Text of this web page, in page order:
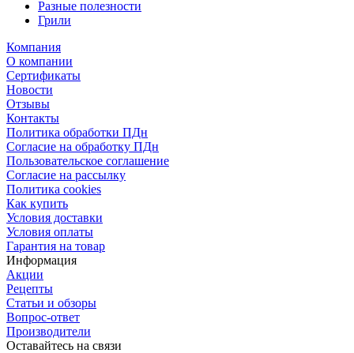
Разные полезности
Грили
Компания
О компании
Сертификаты
Новости
Отзывы
Контакты
Политика обработки ПДн
Согласие на обработку ПДн
Пользовательское соглашение
Согласие на рассылку
Политика cookies
Как купить
Условия доставки
Условия оплаты
Гарантия на товар
Информация
Акции
Рецепты
Статьи и обзоры
Вопрос-ответ
Производители
Оставайтесь на связи